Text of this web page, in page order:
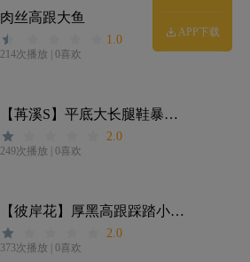
肉丝高跟大鱼
1.0
214次播放 0喜欢
【苒溪S】平底大长腿鞋暴踩小龙虾尸体
2.0
249次播放 0喜欢
【彼岸花】厚黑高跟踩踏小龙虾
2.0
373次播放 0喜欢
APP下载